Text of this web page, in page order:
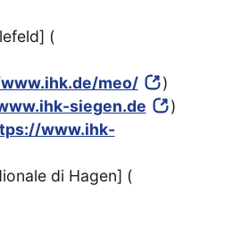
(
meo/
)
siegen.de
)
www.ihk-
di Hagen] (